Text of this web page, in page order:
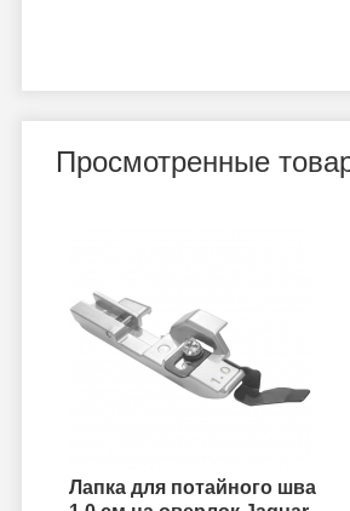
Просмотренные
Лапка для потайного шва